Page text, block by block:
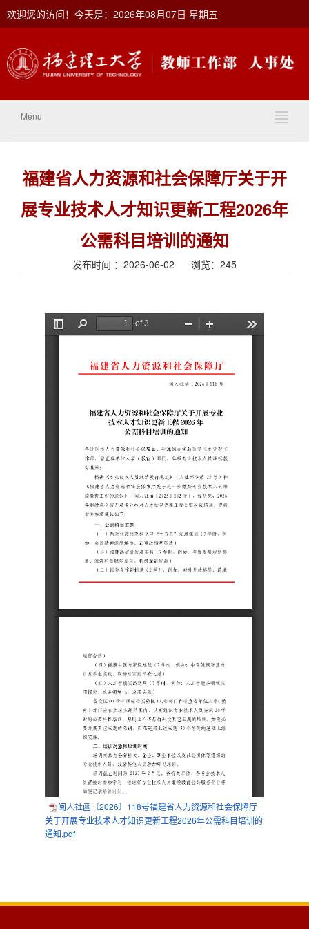
欢迎您的访问！今天是：2026年08月07日 星期五
Menu
福建省人力资源和社会保障厅关于开
展专业技术人才知识更新工程2026年
公需科目培训的通知
发布时间 ：2026-06-02 浏览： 245
闽人社函〔2026〕118号福建省人力资源和社会保障厅
关于开展专业技术人才知识更新工程2026年公需科目培训的
通知.pdf